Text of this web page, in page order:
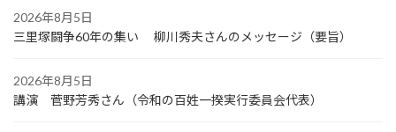
2026年8月5日
三里塚闘争60年の集い 柳川秀夫さんのメッセージ（要旨）
2026年8月5日
講演 菅野芳秀さん（令和の百姓一揆実行委員会代表）